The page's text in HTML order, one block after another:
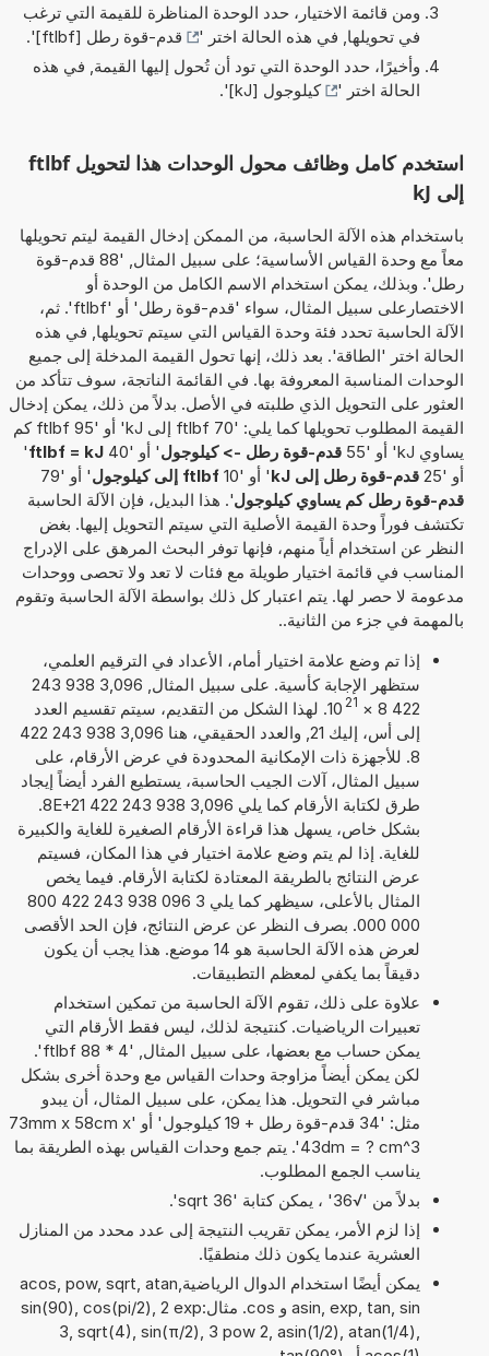
ومن قائمة الاختيار، حدد الوحدة المناظرة للقيمة التي ترغب
في تحويلها, في هذه الحالة اختر '
قدم-قوة رطل [ftlbf]
'.
وأخيرًا، حدد الوحدة التي تود أن تُحول إليها القيمة, في هذه
الحالة اختر '
كيلوجول [kJ] '.
استخدم كامل وظائف محول الوحدات هذا لتحويل ftlbf
إلى kJ
باستخدام هذه الآلة الحاسبة، من الممكن إدخال القيمة ليتم تحويلها
معاً مع وحدة القياس الأساسية؛ على سبيل المثال, '88 قدم-قوة
رطل'. وبذلك، يمكن استخدام الاسم الكامل من الوحدة أو
الاختصارعلى سبيل المثال، سواء 'قدم-قوة رطل' أو 'ftlbf'. ثم،
الآلة الحاسبة تحدد فئة وحدة القياس التي سيتم تحويلها, في هذه
الحالة اختر 'الطاقة'. بعد ذلك، إنها تحول القيمة المدخلة إلى جميع
الوحدات المناسبة المعروفة بها. في القائمة الناتجة، سوف تتأكد من
العثور على التحويل الذي طلبته في الأصل. بدلاً من ذلك، يمكن إدخال
القيمة المطلوب تحويلها كما يلي: '70 ftlbf إلى kJ' أو '95 ftlbf كم
يساوي kJ' أو '55
قدم-قوة رطل -> كيلوجول' أو '40 ftlbf = kJ
'
أو '25
قدم-قوة رطل إلى kJ ' أو '10 ftlbf إلى كيلوجول
' أو '79
قدم-قوة رطل كم يساوي كيلوجول'. هذا البديل، فإن الآلة الحاسبة
تكتشف فوراً وحدة القيمة الأصلية التي سيتم التحويل إليها. بغض
النظر عن استخدام أياً منهم، فإنها توفر البحث المرهق على الإدراج
المناسب في قائمة اختيار طويلة مع فئات لا تعد ولا تحصى ووحدات
مدعومة لا حصر لها. يتم اعتبار كل ذلك بواسطة الآلة الحاسبة وتقوم
بالمهمة في جزء من الثانية..
إذا تم وضع علامة اختيار أمام، الأعداد في الترقيم العلمي،
ستظهر الإجابة كأسية. على سبيل المثال, 3,096 938 243
422 8
×
10 21
. لهذا الشكل من التقديم، سيتم تقسيم العدد
إلى أس، إليك 21, والعدد الحقيقي، هنا 3,096 938 243 422
8. للأجهزة ذات الإمكانية المحدودة في عرض الأرقام، على
سبيل المثال، آلات الجيب الحاسبة، يستطيع الفرد أيضاً إيجاد
طرق لكتابة الأرقام كما يلي 3,096 938 243 422 8E+21.
بشكل خاص، يسهل هذا قراءة الأرقام الصغيرة للغاية والكبيرة
للغاية. إذا لم يتم وضع علامة اختيار في هذا المكان، فسيتم
عرض النتائج بالطريقة المعتادة لكتابة الأرقام. فيما يخص
المثال بالأعلى، سيظهر كما يلي 3 096 938 243 422 800
000 000. بصرف النظر عن عرض النتائج، فإن الحد الأقصى
لعرض هذه الآلة الحاسبة هو 14 موضع. هذا يجب أن يكون
دقيقاً بما يكفي لمعظم التطبيقات.
علاوة على ذلك، تقوم الآلة الحاسبة من تمكين استخدام
تعبيرات الرياضيات. كنتيجة لذلك، ليس فقط الأرقام التي
يمكن حساب مع بعضها، على سبيل المثال, '4 * 88 ftlbf'.
لكن يمكن أيضاً مزاوجة وحدات القياس مع وحدة أخرى بشكل
مباشر في التحويل. هذا يمكن، على سبيل المثال، أن يبدو
مثل: '34 قدم-قوة رطل + 19 كيلوجول' أو '73mm x 58cm x
43dm = ? cm^3'. يتم جمع وحدات القياس بهذه الطريقة بما
يناسب الجمع المطلوب.
بدلاً من '√36' ، يمكن كتابة 'sqrt 36'.
إذا لزم الأمر، يمكن تقريب النتيجة إلى عدد محدد من المنازل
العشرية عندما يكون ذلك منطقيًا.
يمكن أيضًا استخدام الدوال الرياضيةacos, pow, sqrt, atan,
asin, exp, tan, sin و cos. مثال:sin(90), cos(pi/2), 2 exp
3, sqrt(4), sin(π/2), 3 pow 2, asin(1/2), atan(1/4),